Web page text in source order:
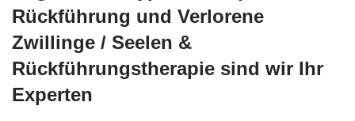
Rückführung und Verlorene
Zwillinge / Seelen &
Rückführungstherapie sind wir Ihr
Experten